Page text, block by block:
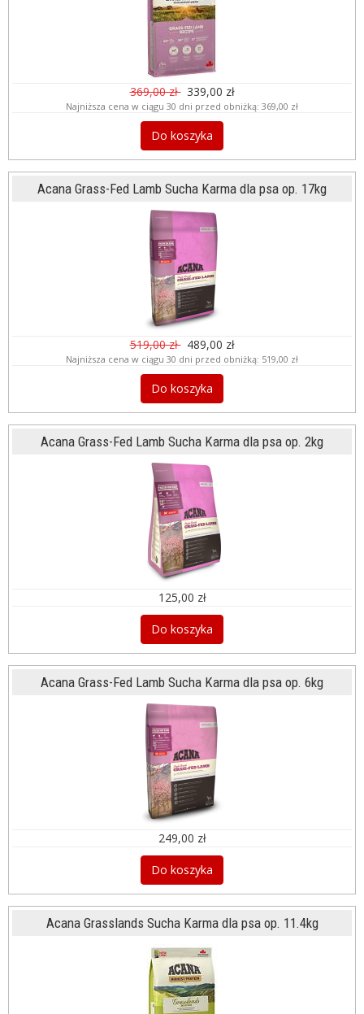
369,00 zł 339,00 zł
Najniższa cena w ciągu 30 dni przed obniżką: 369,00 zł
Do koszyka
Acana Grass-Fed Lamb Sucha Karma dla psa op. 17kg
519,00 zł 489,00 zł
Najniższa cena w ciągu 30 dni przed obniżką: 519,00 zł
Do koszyka
Acana Grass-Fed Lamb Sucha Karma dla psa op. 2kg
125,00 zł
Do koszyka
Acana Grass-Fed Lamb Sucha Karma dla psa op. 6kg
249,00 zł
Do koszyka
Acana Grasslands Sucha Karma dla psa op. 11.4kg